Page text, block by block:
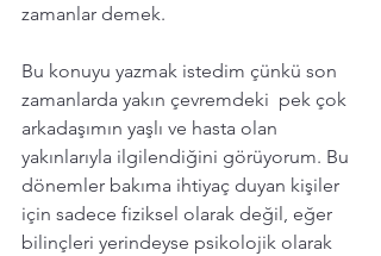
zamanlar demek.
Bu konuyu yazmak istedim çünkü son
zamanlarda yakın çevremdeki  pek çok
arkadaşımın yaşlı ve hasta olan
yakınlarıyla ilgilendiğini görüyorum. Bu
dönemler bakıma ihtiyaç duyan kişiler
için sadece fiziksel olarak değil, eğer
bilinçleri yerindeyse psikolojik olarak